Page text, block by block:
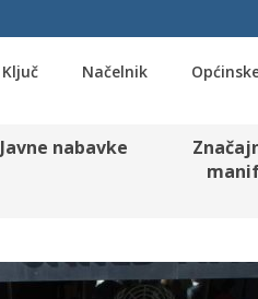
Ključ Načelnik
Javne nabavke